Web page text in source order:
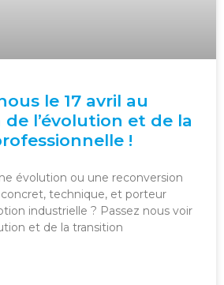
le 17 avril au
de l’évolution et de la
!
évolution ou une reconversion
technique, et porteur
industrielle ? Passez nous voir
et de la transition